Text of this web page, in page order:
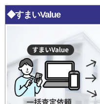
◆すまいValue